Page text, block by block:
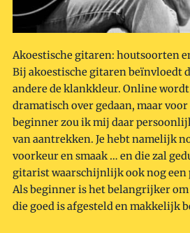
Akoestische gitaren: houtsoorten
Bij akoestische gitarenbeïnvloedt
andere de klankkleur. Online wordt
dramatisch over gedaan, maar
beginner zou ik mij daar
van aantrekken. Je hebt namelijk
voorkeur en smaak … en die zal
gitarist waarschijnlijk ook nog een
Als beginner is het belangrijker
die goed is afgesteld en makkelijk